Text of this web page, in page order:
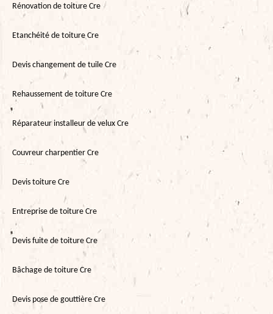
Rénovation de toiture Cre
Etanchéité de toiture Cre
Devis changement de tuile Cre
Rehaussement de toiture Cre
Réparateur installeur de velux Cre
Couvreur charpentier Cre
Devis toiture Cre
Entreprise de toiture Cre
Devis fuite de toiture Cre
Bâchage de toiture Cre
Devis pose de gouttière Cre